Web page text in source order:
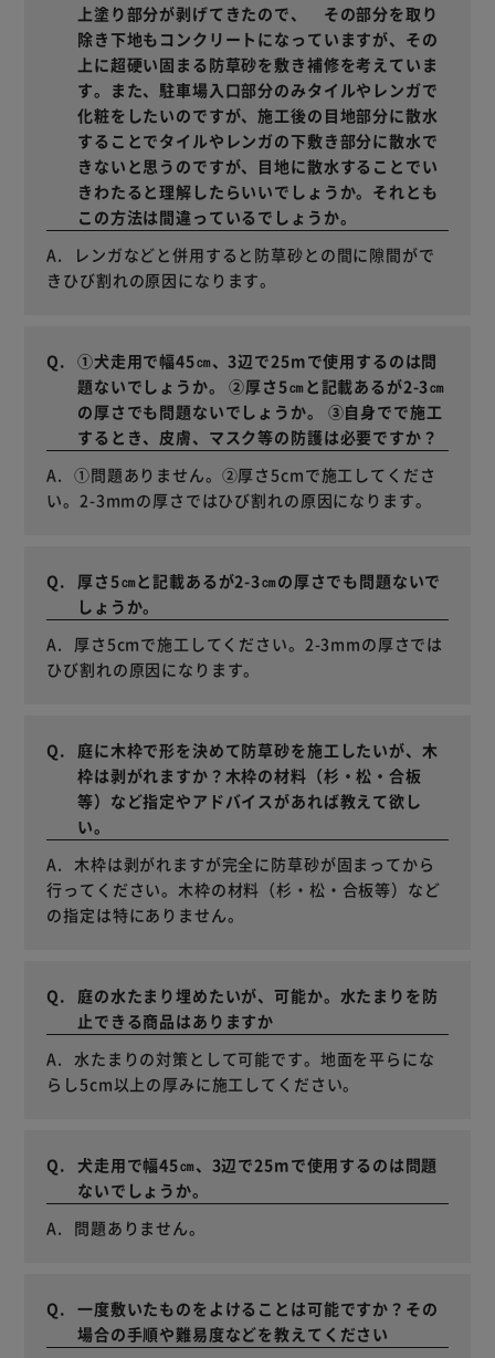
上塗り部分が剥げてきたので、 その部分を取り
除き下地もコンクリートになっていますが、その
上に超硬い固まる防草砂を敷き補修を考えていま
す。また、駐車場入口部分のみタイルやレンガで
化粧をしたいのですが、施工後の目地部分に散水
することでタイルやレンガの下敷き部分に散水で
きないと思うのですが、目地に散水することでい
きわたると理解したらいいでしょうか。それとも
この方法は間違っているでしょうか。
レンガなどと併用すると防草砂との間に隙間がで
きひび割れの原因になります。
①犬走用で幅45㎝、3辺で25mで使用するのは問
題ないでしょうか。 ②厚さ5㎝と記載あるが2-3㎝
の厚さでも問題ないでしょうか。 ③自身でで施工
するとき、皮膚、マスク等の防護は必要ですか？
①問題ありません。②厚さ5cmで施工してくださ
い。2-3mmの厚さではひび割れの原因になります。
厚さ5㎝と記載あるが2-3㎝の厚さでも問題ないで
しょうか。
厚さ5cmで施工してください。2-3mmの厚さでは
ひび割れの原因になります。
庭に木枠で形を決めて防草砂を施工したいが、木
枠は剥がれますか？木枠の材料（杉・松・合板
等）など指定やアドバイスがあれば教えて欲し
い。
木枠は剥がれますが完全に防草砂が固まってから
行ってください。木枠の材料（杉・松・合板等）など
の指定は特にありません。
庭の水たまり埋めたいが、可能か。水たまりを防
止できる商品はありますか
水たまりの対策として可能です。地面を平らにな
らし5cm以上の厚みに施工してください。
犬走用で幅45㎝、3辺で25mで使用するのは問題
ないでしょうか。
問題ありません。
一度敷いたものをよけることは可能ですか？その
場合の手順や難易度などを教えてください